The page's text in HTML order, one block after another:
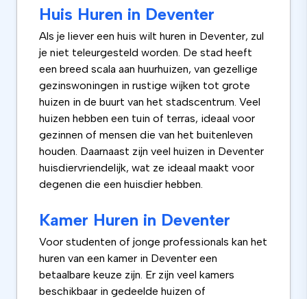
Huis Huren in Deventer
Als je liever een huis wilt huren in Deventer, zul
je niet teleurgesteld worden. De stad heeft
een breed scala aan huurhuizen, van gezellige
gezinswoningen in rustige wijken tot grote
huizen in de buurt van het stadscentrum. Veel
huizen hebben een tuin of terras, ideaal voor
gezinnen of mensen die van het buitenleven
houden. Daarnaast zijn veel huizen in Deventer
huisdiervriendelijk, wat ze ideaal maakt voor
degenen die een huisdier hebben.
Kamer Huren in Deventer
Voor studenten of jonge professionals kan het
huren van een kamer in Deventer een
betaalbare keuze zijn. Er zijn veel kamers
beschikbaar in gedeelde huizen of